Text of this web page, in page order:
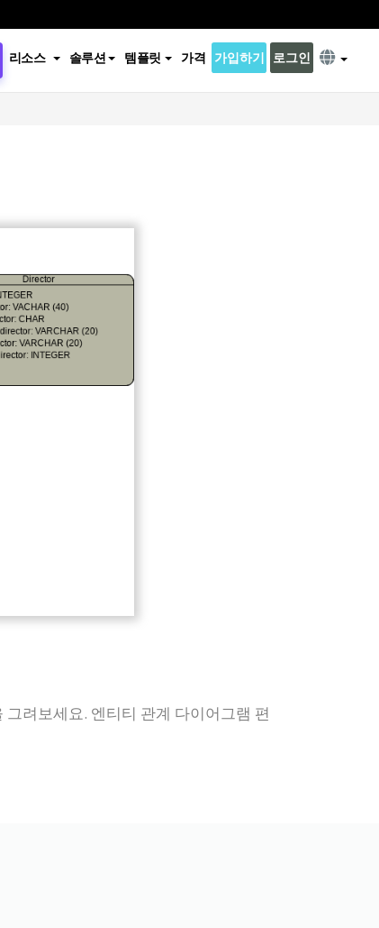
리소스 솔루션 템플릿 가격 가입하기 로그인
려보세요. 엔티티 관계 다이어그램 편